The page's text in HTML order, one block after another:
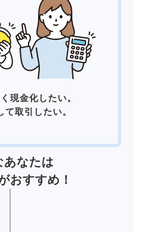
現金化したい。
て取引したい。
あなたは
おすすめ！